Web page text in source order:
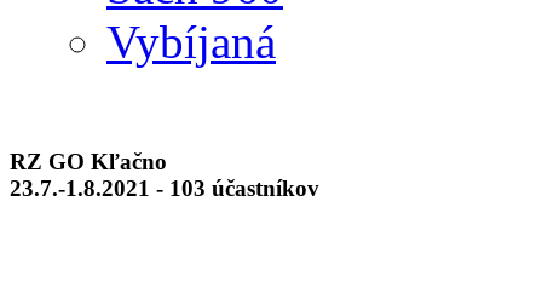
Vybíjaná
RZ GO Kľačno
23.7.-1.8.2021 - 103 účastníkov